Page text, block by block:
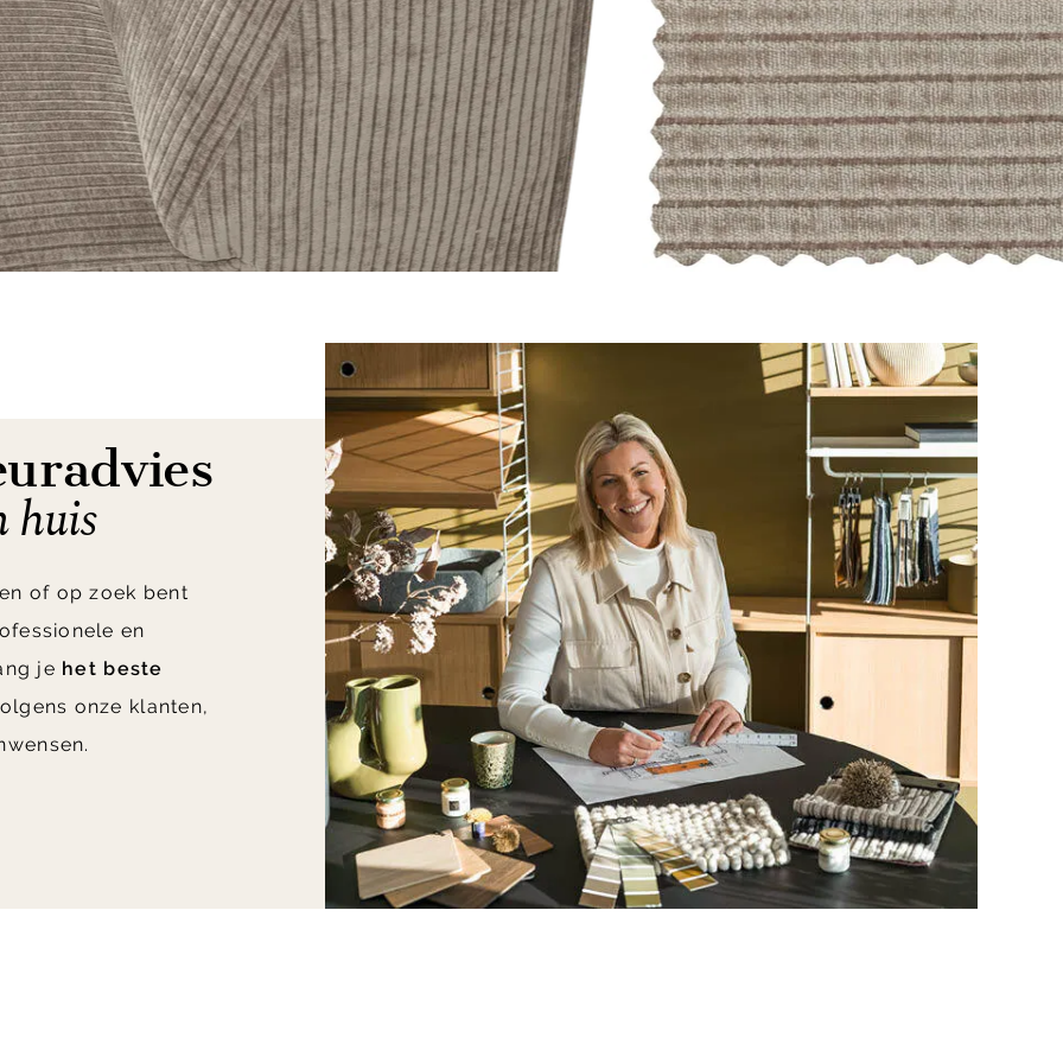
huis
of op zoek bent
en
je het beste
onze klanten,